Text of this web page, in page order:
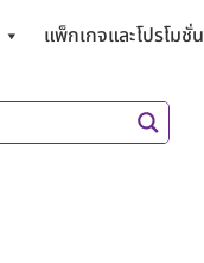
แพ็กเกจและโปรโมชั่น